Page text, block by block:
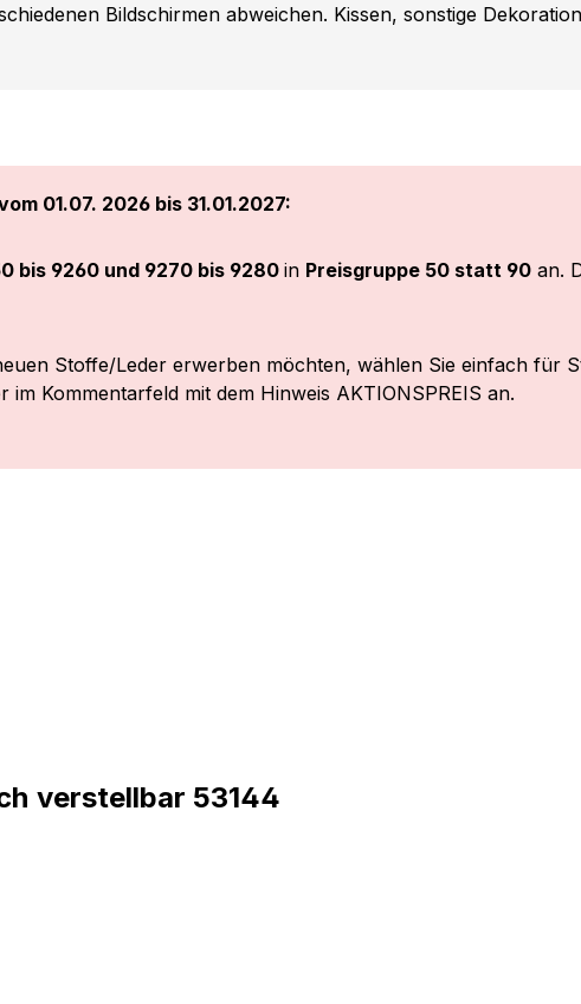
Bildschirmen abweichen. Kissen, sonstige
01.07. 2026 bis 31.01.2027:
bis 9260 und 9270 bis 9280 in Preisgruppe 50 statt 90 an.
Stoffe/Leder erwerben möchten, wählen Sie einfach für
Kommentarfeld mit dem Hinweis AKTIONSPREIS an.
verstellbar 53144